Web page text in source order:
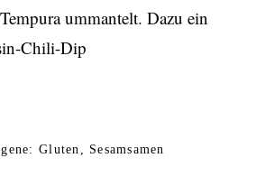
ummantelt. Dazu ein
Chili-Dip
Gluten, Sesamsamen